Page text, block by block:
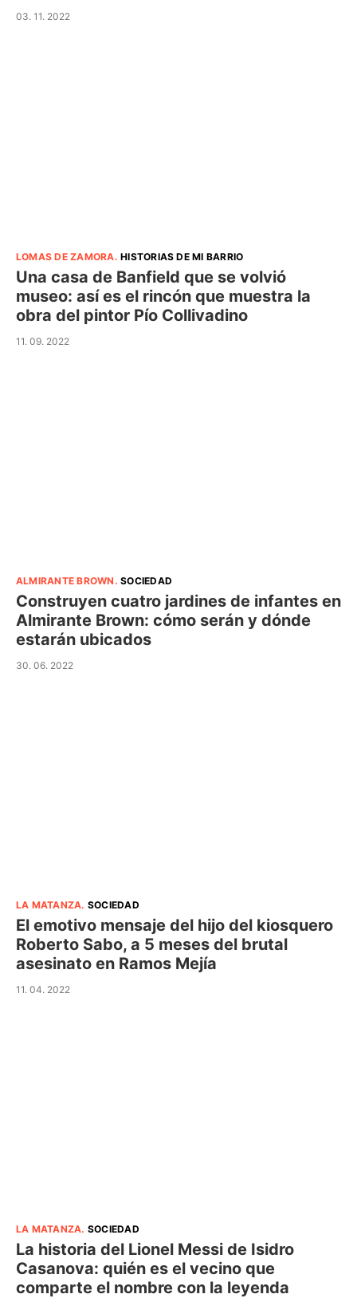
03. 11. 2022
LOMAS DE ZAMORA.HISTORIAS DE MI BARRIO
Una casa de Banfield que se volvió
museo: así es el rincón que muestra la
obra del pintor Pío Collivadino
11. 09. 2022
ALMIRANTE BROWN .SOCIEDAD
Construyen cuatro jardines de infantes en
Almirante Brown: cómo serán y dónde
estarán ubicados
30. 06. 2022
LA MATANZA. SOCIEDAD
El emotivo mensaje del hijo del kiosquero
Roberto Sabo, a 5 meses del brutal
asesinato en Ramos Mejía
11. 04. 2022
LA MATANZA. SOCIEDAD
La historia del Lionel Messi de Isidro
Casanova: quién es el vecino que
comparte el nombre con la leyenda